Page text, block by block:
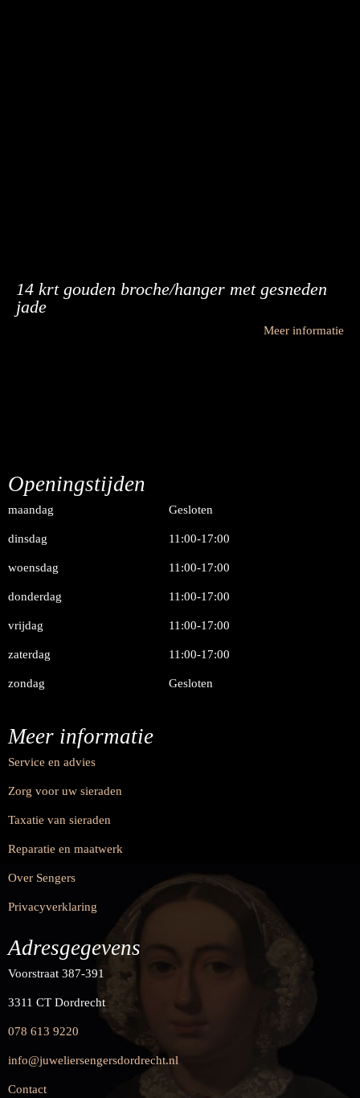
14 krt gouden broche/hanger met gesneden
jade
Meer informatie
Openingstijden
maandag Gesloten
dinsdag 11:00-17:00
woensdag 11:00-17:00
donderdag 11:00-17:00
vrijdag 11:00-17:00
zaterdag 11:00-17:00
zondag Gesloten
Meer informatie
Service en advies
Zorg voor uw sieraden
Taxatie van sieraden
Reparatie en maatwerk
Over Sengers
Privacyverklaring
Adresgegevens
Voorstraat 387-391
3311 CT Dordrecht
078 613 9220
info@juweliersengersdordrecht.nl
Contact